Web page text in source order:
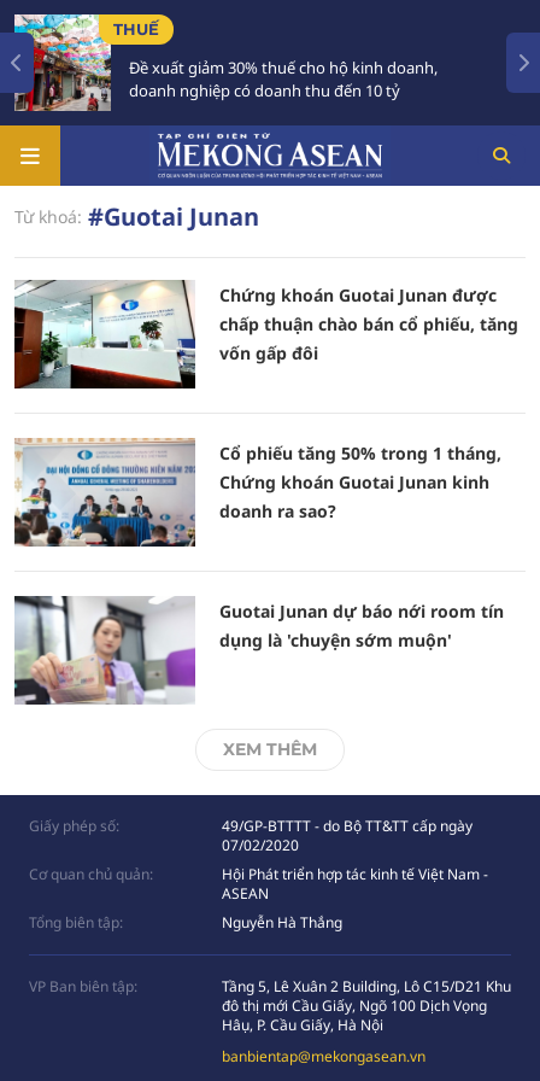
THUẾ
Đề xuất giảm 30% thuế cho hộ kinh doanh,
doanh nghiệp có doanh thu đến 10 tỷ
Từ khoá: #Guotai Junan
Chứng khoán Guotai Junan được
chấp thuận chào bán cổ phiếu, tăng
vốn gấp đôi
Cổ phiếu tăng 50% trong 1 tháng,
Chứng khoán Guotai Junan kinh
doanh ra sao?
Guotai Junan dự báo nới room tín
dụng là 'chuyện sớm muộn'
XEM THÊM
Giấy phép số:
49/GP-BTTTT - do Bộ TT&TT cấp ngày
07/02/2020
Cơ quan chủ quản:
Hội Phát triển hợp tác kinh tế Việt Nam -
ASEAN
Tổng biên tập:
Nguyễn Hà Thắng
VP Ban biên tập:
Tầng 5, Lê Xuân 2 Building, Lô C15/D21 Khu
đô thị mới Cầu Giấy, Ngõ 100 Dịch Vọng
Hâụ, P. Cầu Giấy, Hà Nội
banbientap@mekongasean.vn